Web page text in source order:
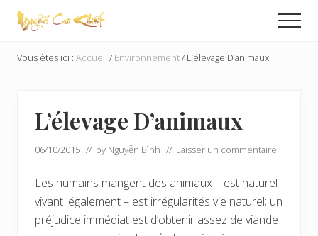
Menu
Passer
principal
Passer
barre
Global
Vous êtes ici : Accueil / Environnement/ L’élevage D’animaux
L’élevage D’animaux
06/10/2015 // by Nguyễn Bình // Laisser un commentaire
Les humains mangent des animaux – est naturel
vivant légalement – est irrégularités vie naturel; un
préjudice immédiat est d’obtenir assez de viande